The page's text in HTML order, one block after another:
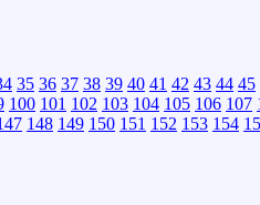
35 36 37 38 39 40 41 42 43 44 45
100 101 102 103 104 105 106 107
148 149 150 151 152 153 154